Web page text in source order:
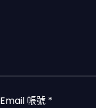
Email 帳號 *